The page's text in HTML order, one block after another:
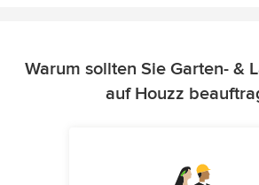
Warum sollten Sie Garten- &
auf Houzz